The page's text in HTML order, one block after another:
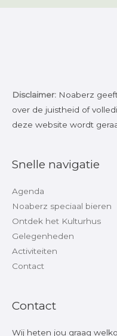
Disclaimer: Noaberz
over de juistheid of
deze website wordt
Snelle navigatie
Agenda
Noaberz speciaal bieren
Ontdek het Kulturhus
Gelegenheden
Activiteiten
Contact
Contact
Wij heten jou graag